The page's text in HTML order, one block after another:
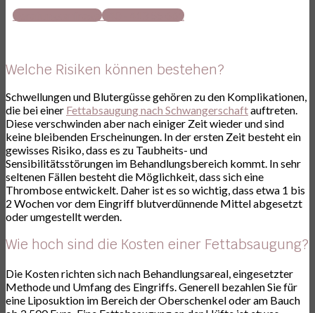
Beratungsanfrage040 - 413 55 661
Welche Risiken können bestehen?
Schwellungen und Blutergüsse gehören zu den Komplikationen,
die bei einer Fettabsaugung nach Schwangerschaftauftreten.
Diese verschwinden aber nach einiger Zeit wieder und sind
keine bleibenden Erscheinungen. In der ersten Zeit besteht ein
gewisses Risiko, dass es zu Taubheits- und
Sensibilitätsstörungen im Behandlungsbereich kommt. In sehr
seltenen Fällen besteht die Möglichkeit, dass sich eine
Thrombose entwickelt. Daher ist es so wichtig, dass etwa 1 bis
2 Wochen vor dem Eingriff blutverdünnende Mittel abgesetzt
oder umgestellt werden.
Wie hoch sind die Kosten einer Fettabsaugung?
Die Kosten richten sich nach Behandlungsareal, eingesetzter
Methode und Umfang des Eingriffs. Generell bezahlen Sie für
eine Liposuktion im Bereich der Oberschenkel oder am Bauch